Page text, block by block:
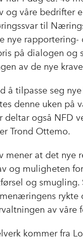
og våre bedrifter
til
nye rapportering-
på dialogen og
av de nye
å tilpasse seg
denne uken på
deltar også NFD
Trond Ottemo.
mener at det nye
og muligheten
og smugling.
av våre
kommer fra